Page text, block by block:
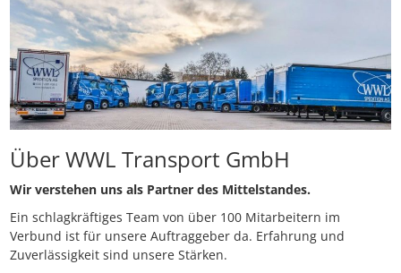
Über WWL Transport GmbH
Wir verstehen uns als Partner des Mittelstandes.
Ein schlagkräftiges Team von über 100 Mitarbeitern im
Verbund ist für unsere Auftraggeber da. Erfahrung und
Zuverlässigkeit sind unsere Stärken.